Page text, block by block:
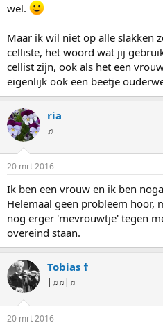
wel.
Maar ik wil niet op alle slakken
celliste, het woord wat jij
cellist zijn, ook als het een
eigenlijk ook een beetje
ria
♫
20 mrt 2016
Ik ben een vrouw en ik ben
Helemaal geen probleem hoor,
nog erger 'mevrouwtje' tegen
overeind staan.
Tobias †
|♫♫|♫
20 mrt 2016